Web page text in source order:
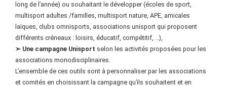
long de l’année) ou souhaitant le développer (écoles de sport,
multisport adultes /familles, multisport nature, APE, amicales
laïques, clubs omnisports, associations unisport qui proposent
différents créneaux : loisirs, éducatif, compétitif, …),
➢ Une campagne Unisport selon les activités proposées pour les
associations monodisciplinaires.
L’ensemble de ces outils sont à personnaliser par les associations
et comités en choisissant la campagne qu’ils souhaitent et en